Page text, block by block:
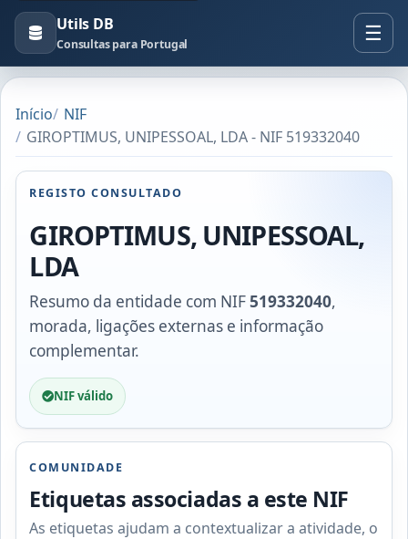
Utils DB
Consultas para Portugal
Início
NIF
GIROPTIMUS, UNIPESSOAL, LDA - NIF 519332040
REGISTO CONSULTADO
GIROPTIMUS, UNIPESSOAL,
LDA
Resumo da entidade com NIF519332040,
morada, ligações externas e informação
complementar.
NIF válido
COMUNIDADE
Etiquetas associadas a este NIF
As etiquetas ajudam a contextualizar a atividade, o